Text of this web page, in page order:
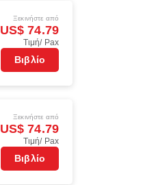
Ξεκινήστε από
US$ 74.79
Τιμή/ Pax
Βιβλίο
Ξεκινήστε από
US$ 74.79
Τιμή/ Pax
Βιβλίο